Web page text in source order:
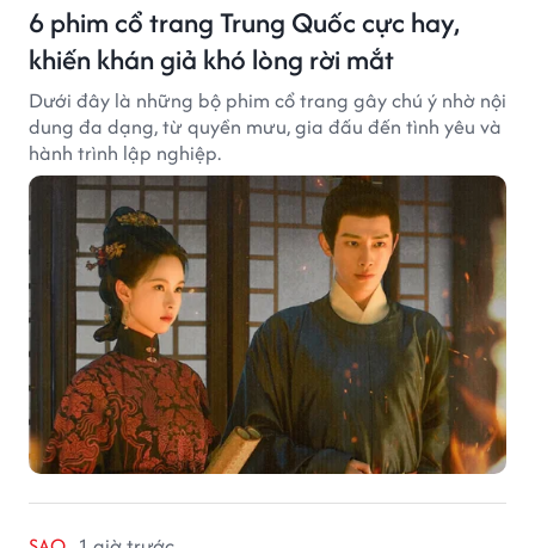
6 phim cổ trang Trung Quốc cực hay,
khiến khán giả khó lòng rời mắt
Dưới đây là những bộ phim cổ trang gây chú ý nhờ nội
dung đa dạng, từ quyền mưu, gia đấu đến tình yêu và
hành trình lập nghiệp.